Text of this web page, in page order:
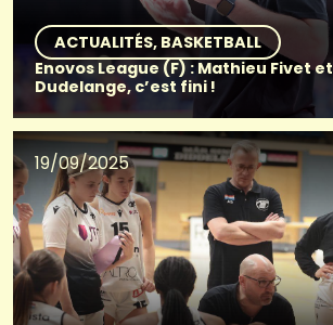
ACTUALITÉS BASKETBALL
Enovos League (F) : Mathieu Fivet et
Dudelange, c’est fini !
19/09/2025